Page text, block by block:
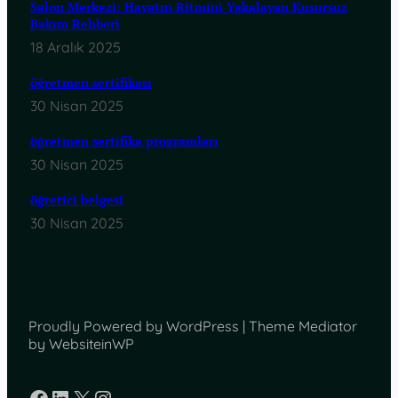
Salon Merkezi: Hayatın Ritmini Yakalayan Kusursuz
Bakım Rehberi
18 Aralık 2025
öğretmen sertifikası
30 Nisan 2025
öğretmen sertifika programları
30 Nisan 2025
öğretici belgesi
30 Nisan 2025
Proudly Powered by WordPress | Theme Mediator
by WebsiteinWP